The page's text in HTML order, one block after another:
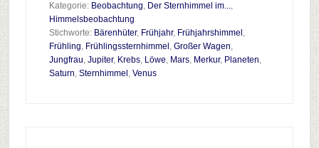
Frühjahrssternhimmel
2018
Kategorie: Beobachtung, Der Sternhimmel im...,
Himmelsbeobachtung
Stichworte: Bärenhüter, Frühjahr, Frühjahrshimmel ,
Frühling, Frühlingssternhimmel , Großer Wagen,
Jungfrau, Jupiter, Krebs, Löwe, Mars, Merkur, Planeten,
Saturn, Sternhimmel , Venus